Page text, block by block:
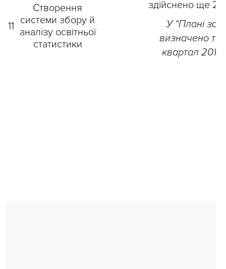
11
Створення
системи збору й
аналізу освітньої
статистики
здійснено ще
У “Плані
визначено
квартал 2018